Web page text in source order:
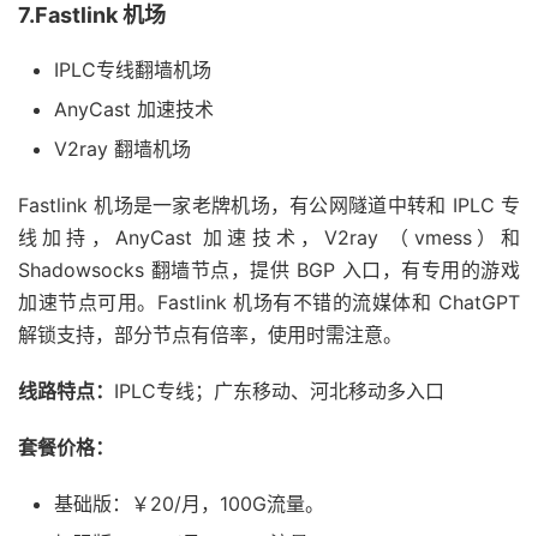
7.Fastlink 机场
IPLC专线翻墙机场
AnyCast 加速技术
V2ray 翻墙机场
Fastlink 机场是一家老牌机场，有公网隧道中转和 IPLC 专
线加持，AnyCast 加速技术，V2ray （vmess）和
Shadowsocks 翻墙节点，提供 BGP 入口，有专用的游戏
加速节点可用。Fastlink 机场有不错的流媒体和 ChatGPT
解锁支持，部分节点有倍率，使用时需注意。
线路特点： IPLC专线；广东移动、河北移动多入口
套餐价格：
基础版：￥20/月，100G流量。